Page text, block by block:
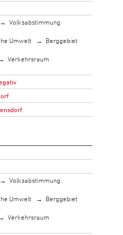
Volksabstimmung
Umwelt
Berggebiet
Verkehrsraum
Volksabstimmung
Umwelt
Berggebiet
Verkehrsraum